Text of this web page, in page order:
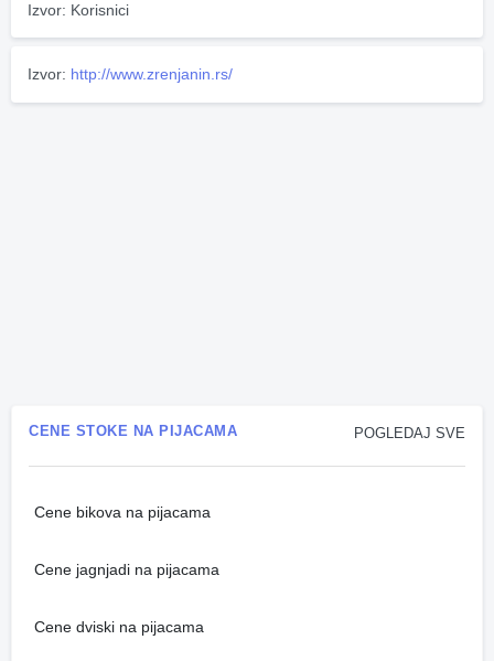
Izvor: Korisnici
Izvor: http://www.zrenjanin.rs/
POGLEDAJ SVE
CENE STOKE NA PIJACAMA
Cene bikova na pijacama
Cene jagnjadi na pijacama
Cene dviski na pijacama